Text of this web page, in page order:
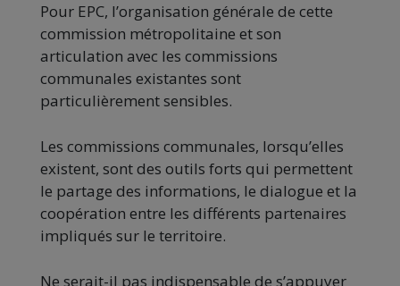
Pour EPC, l’organisation générale de cette
commission métropolitaine et son
articulation avec les commissions
communales existantes sont
particulièrement sensibles.
Les commissions communales, lorsqu’elles
existent, sont des outils forts qui permettent
le partage des informations, le dialogue et la
coopération entre les différents partenaires
impliqués sur le territoire.
Ne serait-il pas indispensable de s’appuyer